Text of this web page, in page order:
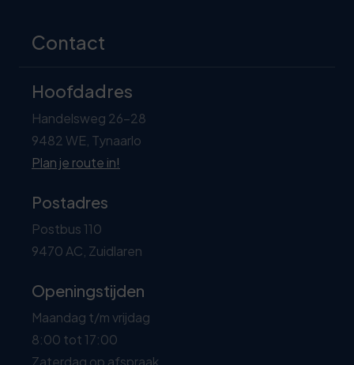
Contact
Hoofdadres
Handelsweg 26-28
9482 WE, Tynaarlo
Plan je route in!
Postadres
Postbus 110
9470 AC, Zuidlaren
Openingstijden
Maandag t/m vrijdag
8:00 tot 17:00
Zaterdag op afspraak